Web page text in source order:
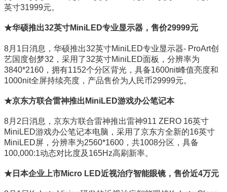
英寸31999元。
★华硕推出32英寸MiniLED专业显示器，售价29999元
8月1日消息，华硕推出32英寸MiniLED专业显示器- ProArt创
艺国度创梦32，采用了32英寸MiniLED面板，分辨率为
3840*2160，拥有1152个分区背光，具备1600nit峰值亮度和
1000nit全屏持续亮度，产品售价为人民币29999元。
★京东方联合雷神推出MiniLED游戏办公笔记本
8月2日消息，京东方联合雷神推出雷神911 ZERO 16英寸
MiniLED游戏办公笔记本电脑，采用了京东方全新的16英寸
MiniLED屏，分辨率为2560*1600，共1008分区，具备
100,000:1动态对比度及165Hz高刷新率。
★日本企业上市Micro LED近视治疗智能眼镜，售价近4万元